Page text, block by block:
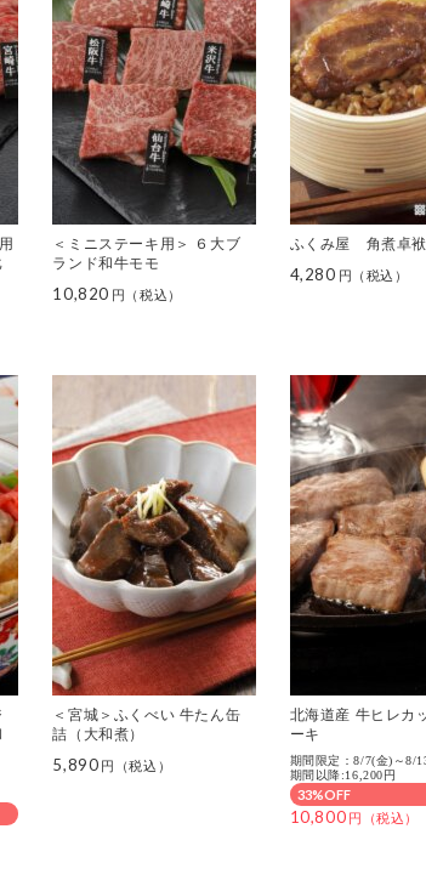
＜ミニステーキ用＞ ６大ブ
ランド和牛モモ
10,820
ふくみ屋 角煮卓
4,280
＜宮城＞ふくべい 牛たん缶
詰（大和煮）
5,890
北海道産 牛ヒレカ
ーキ
期間限定：8/7(金)～8/
期間以降:16,200円
33%OFF
10,800